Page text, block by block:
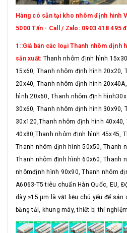
Hàng có sẵn tại kho nhôm định hình
5000 Tấn - Call / Zalo: 0903 418 495
1::Giá bán các loại Thanh nhôm định
sản xuất: Thanh nhôm định hình
15x60, Thanh nhôm định hình 20x20,
20x40, Thanh nhôm định hình
hình 20x60, Thanh nhôm định
30x60, Thanh nhôm định hình 30x90,
30x120,Thanh nhôm định hình
40x80,Thanh nhôm định hình 45x45,
Thanh nhôm định hình 50x50, Thanh
Thanh nhôm định hình 60x60, Thanh
nhômđịnh hình 90x90, Thanh nhôm
A6063-T5 tiêu chuẩn Hàn Quốc, EU,
dày ≥15 μm là vật liệu chủ yếu để sản
băng tải, khung máy, thiết bị thí